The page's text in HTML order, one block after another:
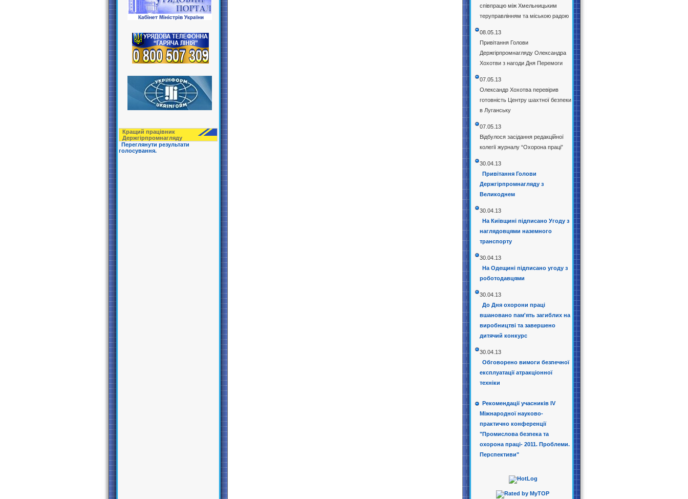
Кращий працівник
Держгірпрoмнагляду
Переглянути результати
голосування.
співпрацю між Хмельницьким
теруправлінням та міською радою
08.05.13
Привітання Голови
Держгірпромнагляду Олександра
Хохотви з нагоди Дня Перемоги
07.05.13
Олександр Хохотва перевірив
готовність Центру шахтної безпеки
в Луганську
07.05.13
Відбулося засідання редакційної
колегії журналу “Охорона праці”
30.04.13
Привітання Голови
Держгірпромнагляду з
Великоднем
30.04.13
На Київщині підписано Угоду з
наглядовцями наземного
транспорту
30.04.13
На Одещині підписано угоду з
роботодавцями
30.04.13
До Дня охорони праці
вшановано пам'ять загиблих на
виробництві та завершено
дитячий конкурс
30.04.13
Обговорено вимоги безпечної
експлуатації атракціонної
техніки
Рекомендації учасників IV
Міжнародної науково-
практично конференції
"Промислова безпека та
охорона праці- 2011. Проблеми.
Перспективи"